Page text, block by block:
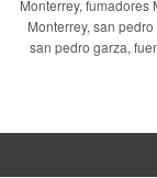
Monterrey, fumadores
Monterrey, san
san pedro garza,